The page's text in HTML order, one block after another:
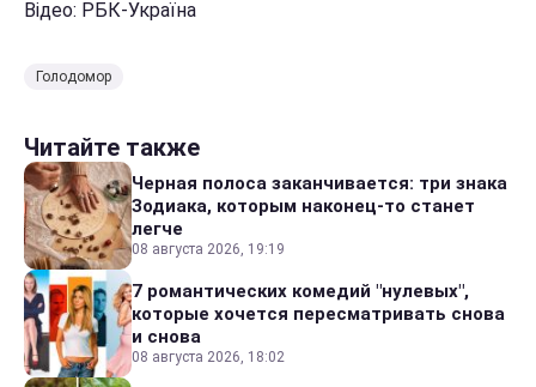
Відео: РБК-Україна
Голодомор
Читайте также
Черная полоса заканчивается: три знака
Зодиака, которым наконец-то станет
легче
08 августа 2026, 19:19
7 романтических комедий "нулевых",
которые хочется пересматривать снова
и снова
08 августа 2026, 18:02